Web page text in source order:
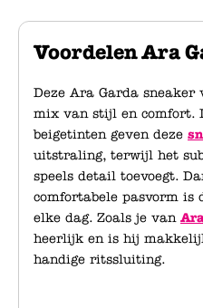
Voordelen Ara
Deze Ara Garda sneaker
mix van stijl en comfort.
beigetinten geven deze
uitstraling, terwijl het
speels detail toevoegt.
comfortabele pasvorm is
elke dag. Zoals je van Ara
heerlijk en is hij
handige ritssluiting.